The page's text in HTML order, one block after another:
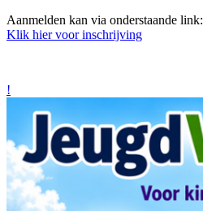
Aanmelden kan via onderstaande link:
Klik hier voor inschrijving
!